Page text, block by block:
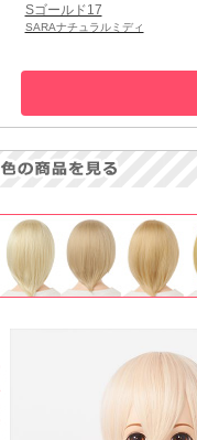
Sゴールド17
SARAナチュラルミディ